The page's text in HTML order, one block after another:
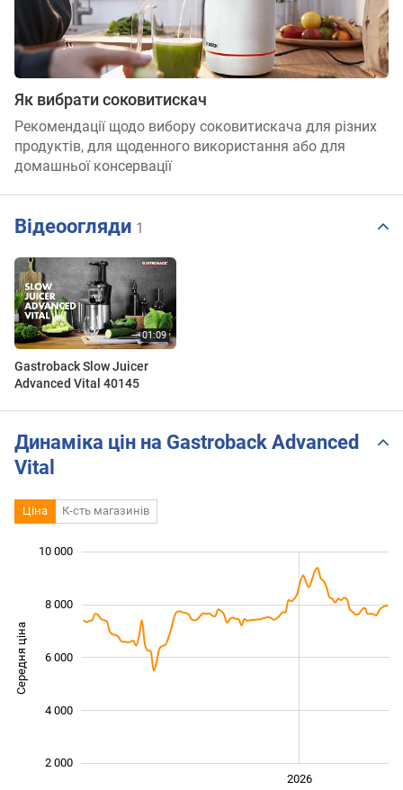
Як вибрати соковитискач
Рекомендації щодо вибору соковитискача для різних
продуктів, для щоденного використання або для
домашньої консервації
Відеоогляди 1
Gastroback Slow Juicer
Advanced Vital 40145
Динаміка цін на Gastroback Advanced
Vital
Ціна К-сть магазинів
Середня ціна 10 000
2 000
4 000
6 000
8 000
10 000
2026